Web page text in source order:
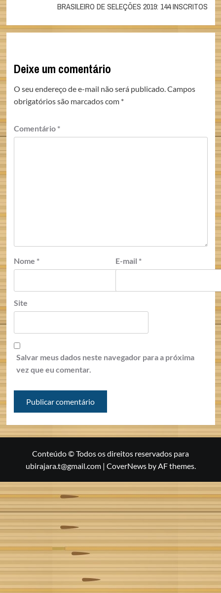
BRASILEIRO DE SELEÇÕES 2019: 144 INSCRITOS
Deixe um comentário
O seu endereço de e-mail não será publicado.Campos
obrigatórios são marcados com *
Comentário *
Nome * E-mail *
Site
Salvar meus dados neste navegador para a próxima
vez que eu comentar.
Conteúdo © Todos os direitos reservados para
ubirajara.t@gmail.com | CoverNewsby AF themes.